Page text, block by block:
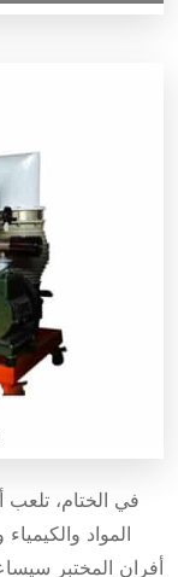
سانشاين يتألف
السيليكون
مثالي لتلدين
قشرة بدرجة
مقدمة عامة عن
2200 درجة
يعتبر هذا الفرن
في الختام،
المواد
أفران المختبر